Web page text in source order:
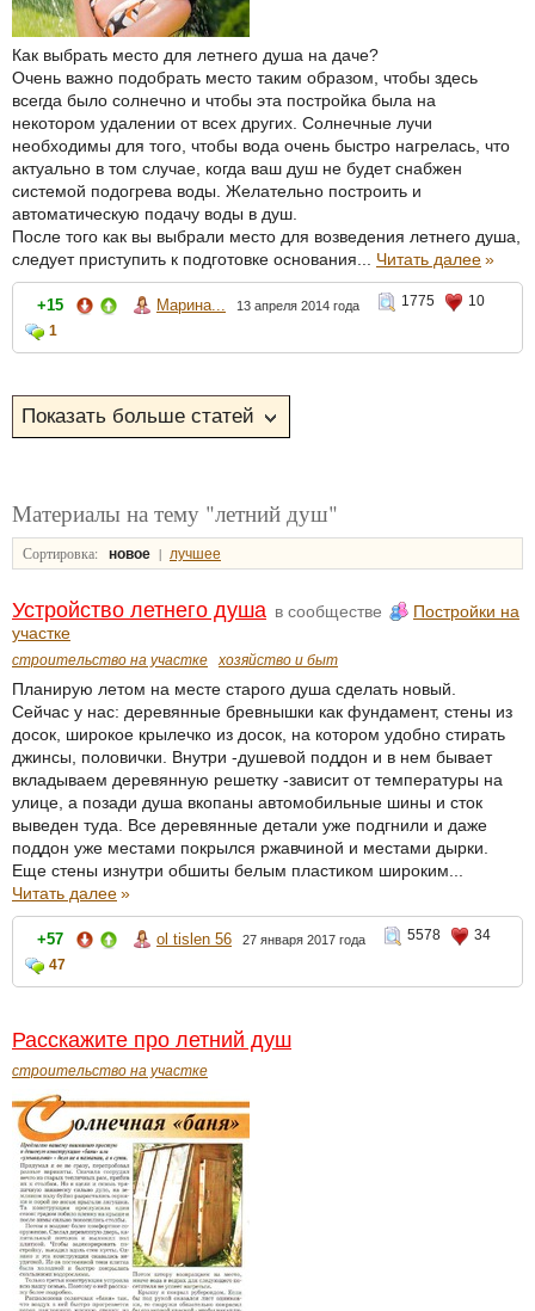
Как выбрать место для летнего душа на даче?
Очень важно подобрать место таким образом, чтобы здесь
всегда было солнечно и чтобы эта постройка была на
некотором удалении от всех других. Солнечные лучи
необходимы для того, чтобы вода очень быстро нагрелась, что
актуально в том случае, когда ваш душ не будет снабжен
системой подогрева воды. Желательно построить и
автоматическую подачу воды в душ.
После того как вы выбрали место для возведения летнего душа,
следует приступить к подготовке основания... Читать далее»
+15 Марина... 13 апреля 2014 года 1775
10
1
Материалы на тему "летний душ"
Сортировка: новое | лучшее
Устройство летнего душа в сообществе
Постройки на
участке
строительство на участке хозяйство и быт
Планирую летом на месте старого душа сделать новый.
Сейчас у нас: деревянные бревнышки как фундамент, стены из
досок, широкое крылечко из досок, на котором удобно стирать
джинсы, половички. Внутри -душевой поддон и в нем бывает
вкладываем деревянную решетку -зависит от температуры на
улице, а позади душа вкопаны автомобильные шины и сток
выведен туда. Все деревянные детали уже подгнили и даже
поддон уже местами покрылся ржавчиной и местами дырки.
Еще стены изнутри обшиты белым пластиком широким...
Читать далее»
+57 ol tislen 56 27 января 2017 года 5578
34
47
Расскажите про летний душ
строительство на участке